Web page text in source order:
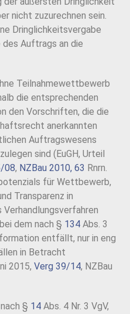
nicht zuzurechnen sein.
Dringlichkeitsvergabe
des Auftrags an die
Teilnahmewettbewerb
die entsprechenden
den Vorschriften, die die
anerkannten
Auftragswesens
sind (EuGH, Urteil
08, NZBau 2010, 63 Rnrn.
für Wettbewerb,
Transparenz in
dem nach § 134 Abs. 3
entfällt, nur in eng
in Betracht
2015, Verg 39/14, NZBau
§ 14 Abs. 4 Nr. 3 VgV,